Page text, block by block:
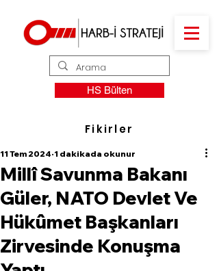
HS Bülten
Fikirler
Millî Savunma Bakanı
Güler, NATO Devlet Ve
Hükûmet Başkanları
Zirvesinde Konuşma
11 Tem 2024 1 dakikada okunur